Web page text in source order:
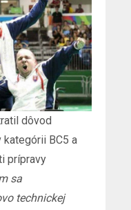
dôvod
kategórii BC5 a
prípravy
sa
technickej